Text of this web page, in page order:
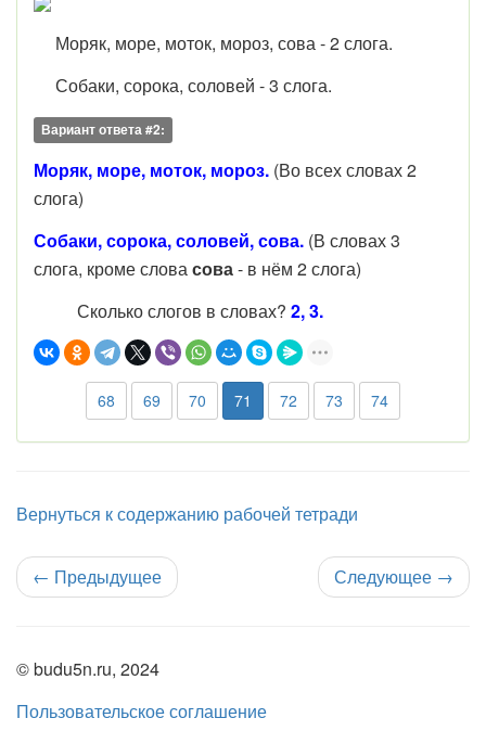
Моряк, море, моток, мороз, сова - 2 слога.
Собаки, сорока, соловей - 3 слога.
Вариант ответа #2:
Моряк, море, моток, мороз. (Во всех словах 2
слога)
Собаки, сорока, соловей, сова. (В словах 3
слога, кроме словасова- в нём 2 слога)
Сколько слогов в словах? 2, 3.
68 69 70 71 72 73 74
Вернуться к содержанию рабочей тетради
← Предыдущее Следующее →
© budu5n.ru, 2024
Пользовательское соглашение